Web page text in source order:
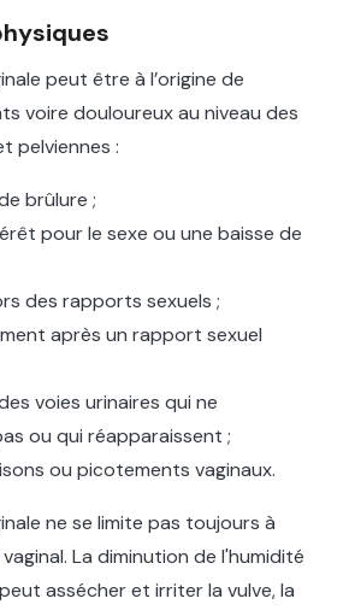
peut être à l’origine de
voire douloureux au niveau des
pelviennes :
brûlure ;
pour le sexe ou une baisse de
des rapports sexuels ;
après un rapport sexuel
voies urinaires qui ne
ou qui réapparaissent ;
ou picotements vaginaux.
ne se limite pas toujours à
La diminution de l'humidité
assécher et irriter la vulve, la